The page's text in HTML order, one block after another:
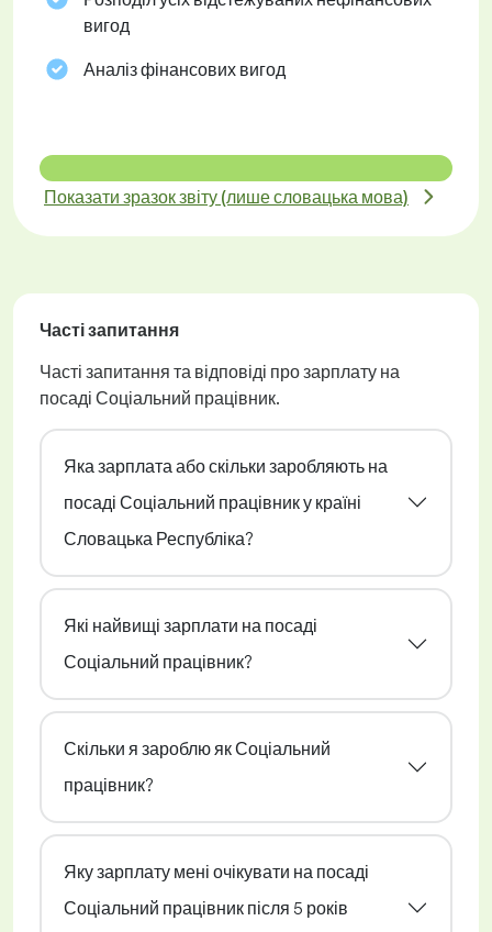
вигод
Аналіз фінансових вигод
Показати зразок звіту (лише словацька мова)
Часті запитання
Часті запитання та відповіді про зарплату на
посаді Соціальний працівник.
Яка зарплата або скільки заробляють на
посаді Соціальний працівник у країні
Словацька Республіка?
Які найвищі зарплати на посаді
Соціальний працівник?
Скільки я зароблю як Соціальний
працівник?
Яку зарплату мені очікувати на посаді
Соціальний працівник після 5 років